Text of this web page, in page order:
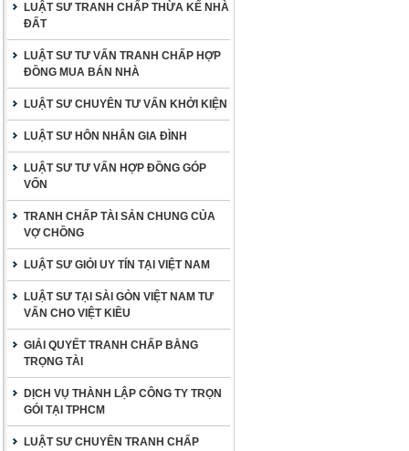
LUẬT SƯ TRANH CHẤP THỪA KẾ NHÀ
ĐẤT
LUẬT SƯ TƯ VẤN TRANH CHẤP HỢP
ĐỒNG MUA BÁN NHÀ
LUẬT SƯ CHUYÊN TƯ VẤN KHỞI KIỆN
LUẬT SƯ HÔN NHÂN GIA ĐÌNH
LUẬT SƯ TƯ VẤN HỢP ĐỒNG GÓP
VỐN
TRANH CHẤP TÀI SẢN CHUNG CỦA
VỢ CHỒNG
LUẬT SƯ GIỎI UY TÍN TẠI VIỆT NAM
LUẬT SƯ TẠI SÀI GÒN VIỆT NAM TƯ
VẤN CHO VIỆT KIỀU
GIẢI QUYẾT TRANH CHẤP BẰNG
TRỌNG TÀI
DỊCH VỤ THÀNH LẬP CÔNG TY TRỌN
GÓI TẠI TPHCM
LUẬT SƯ CHUYÊN TRANH CHẤP